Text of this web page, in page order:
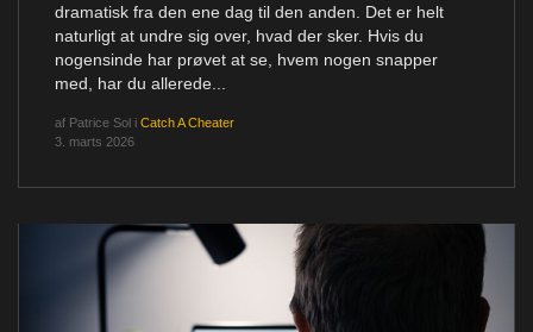
dramatisk fra den ene dag til den anden. Det er helt
naturligt at undre sig over, hvad der sker. Hvis du
nogensinde har prøvet at se, hvem nogen snapper
med, har du allerede...
af Patrice Sol i Catch A Cheater
3. marts 2026